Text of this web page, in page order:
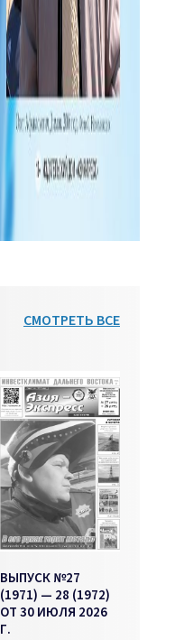
СМОТРЕТЬ ВСЕ
ВЫПУСК №27
(1971) — 28 (1972)
ОТ 30 ИЮЛЯ 2026
Г.